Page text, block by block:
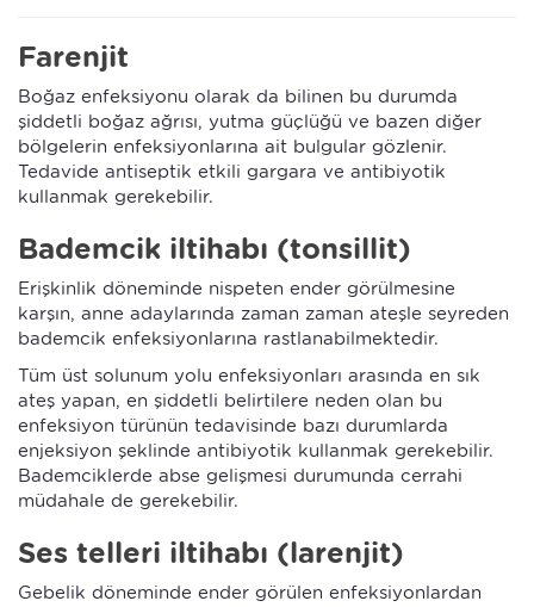
Farenjit
Boğaz enfeksiyonu olarak da bilinen bu durumda
şiddetli boğaz ağrısı, yutma güçlüğü ve bazen diğer
bölgelerin enfeksiyonlarına ait bulgular gözlenir.
Tedavide antiseptik etkili gargara ve antibiyotik
kullanmak gerekebilir.
Bademcik iltihabı (tonsillit)
Erişkinlik döneminde nispeten ender görülmesine
karşın, anne adaylarında zaman zaman ateşle seyreden
bademcik enfeksiyonlarına rastlanabilmektedir.
Tüm üst solunum yolu enfeksiyonları arasında en sık
ateş yapan, en şiddetli belirtilere neden olan bu
enfeksiyon türünün tedavisinde bazı durumlarda
enjeksiyon şeklinde antibiyotik kullanmak gerekebilir.
Bademciklerde abse gelişmesi durumunda cerrahi
müdahale de gerekebilir.
Ses telleri iltihabı (larenjit)
Gebelik döneminde ender görülen enfeksiyonlardan